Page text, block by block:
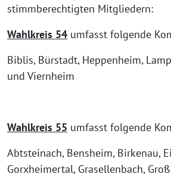
stimmberechtigten Mitgliedern:
Wahlkreis 54 umfasst folgende
Biblis, Bürstadt, Heppenheim,
und Viernheim
Wahlkreis 55 umfasst folgende
Abtsteinach, Bensheim, Birkenau,
Gorxheimertal, Grasellenbach,